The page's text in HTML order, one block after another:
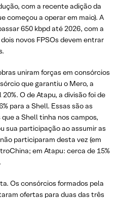
com a recente adição da
começou a operar em maio). A
650 kbpd até 2026, com a
novos FPSOs devem entrar
uniram forças em consórcios
que garantiu o Mero, a
O de Atapu, a divisão foi de
para a Shell. Essas são as
a Shell tinha nos campos,
sua participação ao assumir as
participaram desta vez (em
em Atapu: cerca de 15%
Os consórcios formados pela
ofertas para duas das três